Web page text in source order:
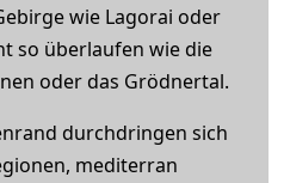
wie Lagorai oder
so überlaufen wie die
oder das Grödnertal.
durchdringen sich
mediterran